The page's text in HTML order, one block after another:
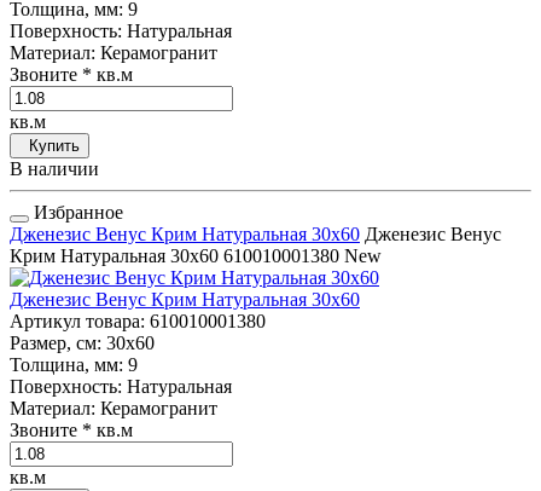
Толщина, мм: 9
Поверхность: Натуральная
Материал: Керамогранит
Звоните * кв.м
кв.м
Купить
В наличии
Избранное
Дженезис Венус Крим Натуральная 30x60 Дженезис Венус
Крим Натуральная 30x60 610010001380 New
Дженезис Венус Крим Натуральная 30x60
Артикул товара: 610010001380
Размер, см: 30x60
Толщина, мм: 9
Поверхность: Натуральная
Материал: Керамогранит
Звоните * кв.м
кв.м